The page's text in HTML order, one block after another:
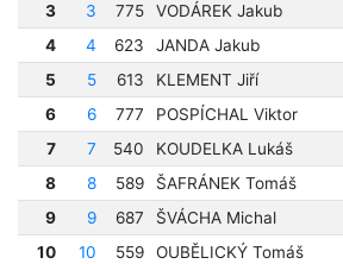
3
3 775 VODÁREK Jakub
4
4 623 JANDA Jakub
5
5 613 KLEMENT Jiří
6
6 777 POSPÍCHAL Viktor
7
7 540 KOUDELKA Lukáš
8
8 589 ŠAFRÁNEK Tomáš
9
9 687 ŠVÁCHA Michal
10
10 559 OUBĚLICKÝ Tomáš